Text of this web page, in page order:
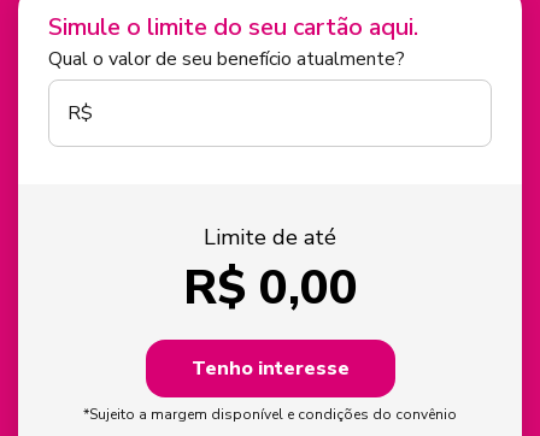
Simule o limite do seu cartão aqui.
Qual o valor de seu benefício atualmente?
R$
Limite de até
R$ 0,00
Tenho interesse
*Sujeito a margem disponível e condições do convênio